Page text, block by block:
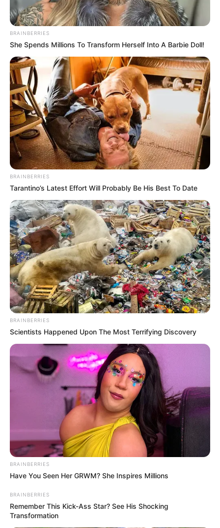
BRAINBERRIES
She Spends Millions To Transform Herself Into A Barbie Doll!
BRAINBERRIES
Tarantino’s Latest Effort Will Probably Be His Best To Date
BRAINBERRIES
Scientists Happened Upon The Most Terrifying Discovery
BRAINBERRIES
Have You Seen Her GRWM? She Inspires Millions
BRAINBERRIES
Remember This Kick-Ass Star? See His Shocking
Transformation